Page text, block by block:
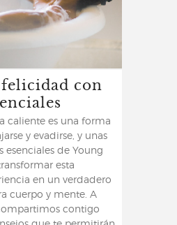
con
caliente es una forma
y evadirse, y unas
esenciales de Young
esta
en un verdadero
cuerpo y mente. A
contigo